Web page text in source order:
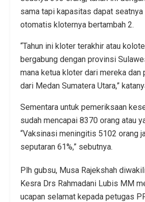
sama tapi kapasitas dapat seatnya
otomatis kloternya bertambah 2.
“Tahun ini kloter terakhir atau
bergabung dengan provinsi
mana ketua kloter dari mereka dan
dari Medan Sumatera Utara,”
Sementara untuk pemeriksaan
sudah mencapai 8370 orang atau
“Vaksinasi meningitis 5102 orang
seputaran 61%,” sebutnya.
Plh gubsu, Musa Rajekshah
Kesra Drs Rahmadani Lubis MM
ucapan selamat kepada petugas